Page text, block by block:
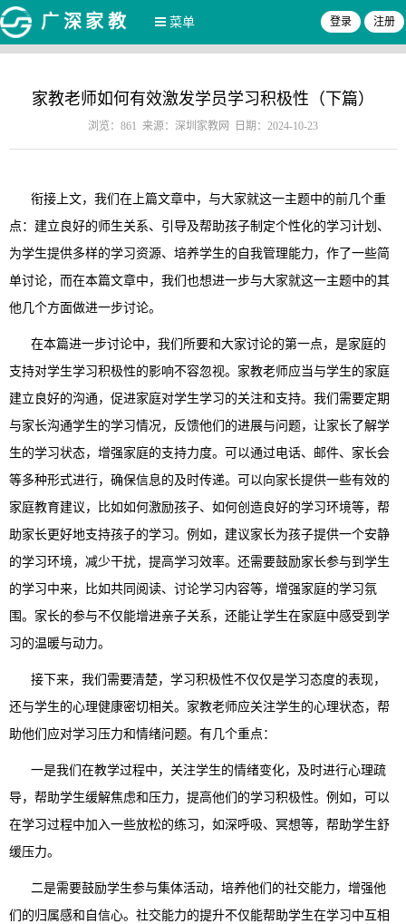
广深家教 菜单 登录 注册
家教老师如何有效激发学员学习积极性（下篇）
浏览：861 来源：深圳家教网 日期：2024-10-23
衔接上文，我们在上篇文章中，与大家就这一主题中的前几个重
点：建立良好的师生关系、引导及帮助孩子制定个性化的学习计划、
为学生提供多样的学习资源、培养学生的自我管理能力，作了一些简
单讨论，而在本篇文章中，我们也想进一步与大家就这一主题中的其
他几个方面做进一步讨论。
在本篇进一步讨论中，我们所要和大家讨论的第一点，是家庭的
支持对学生学习积极性的影响不容忽视。家教老师应当与学生的家庭
建立良好的沟通，促进家庭对学生学习的关注和支持。我们需要定期
与家长沟通学生的学习情况，反馈他们的进展与问题，让家长了解学
生的学习状态，增强家庭的支持力度。可以通过电话、邮件、家长会
等多种形式进行，确保信息的及时传递。可以向家长提供一些有效的
家庭教育建议，比如如何激励孩子、如何创造良好的学习环境等，帮
助家长更好地支持孩子的学习。例如，建议家长为孩子提供一个安静
的学习环境，减少干扰，提高学习效率。还需要鼓励家长参与到学生
的学习中来，比如共同阅读、讨论学习内容等，增强家庭的学习氛
围。家长的参与不仅能增进亲子关系，还能让学生在家庭中感受到学
习的温暖与动力。
接下来，我们需要清楚，学习积极性不仅仅是学习态度的表现，
还与学生的心理健康密切相关。家教老师应关注学生的心理状态，帮
助他们应对学习压力和情绪问题。有几个重点：
一是我们在教学过程中，关注学生的情绪变化，及时进行心理疏
导，帮助学生缓解焦虑和压力，提高他们的学习积极性。例如，可以
在学习过程中加入一些放松的练习，如深呼吸、冥想等，帮助学生舒
缓压力。
二是需要鼓励学生参与集体活动，培养他们的社交能力，增强他
们的归属感和自信心。社交能力的提升不仅能帮助学生在学习中互相